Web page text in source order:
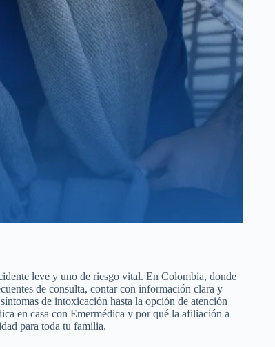
leve y uno de riesgo vital. En Colombia, donde
de consulta, contar con información clara y
de intoxicación hasta la opción de atención
en casa con Emermédica y por qué la afiliación a
para toda tu familia.